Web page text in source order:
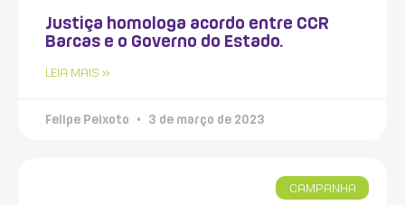
Justiça homologa acordo entre CCR
Barcas e o Governo do Estado.
LEIA MAIS »
Felipe Peixoto 3 de março de 2023
CAMPANHA